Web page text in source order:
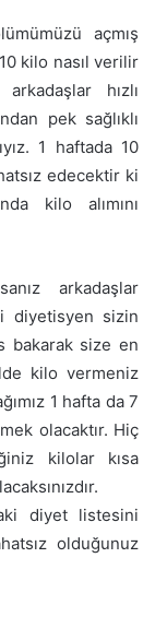
açmış
kilo nasıl verilir
hızlı
pek sağlıklı
1 haftada 10
edecektir ki
kilo alımını
arkadaşlar
diyetisyen sizin
bakarak size en
kilo vermeniz
1 hafta da 7
olacaktır. Hiç
kilolar kısa
diyet listesini
olduğunuz